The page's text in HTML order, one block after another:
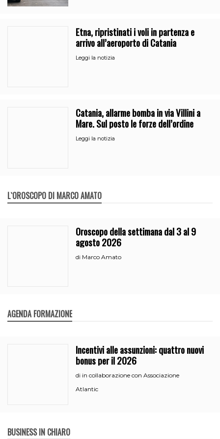
Etna, ripristinati i voli in partenza e
arrivo all’aeroporto di Catania
Leggi la notizia
Catania, allarme bomba in via Villini a
Mare. Sul posto le forze dell’ordine
Leggi la notizia
L`OROSCOPO DI MARCO AMATO
Oroscopo della settimana dal 3 al 9
agosto 2026
di Marco Amato
AGENDA FORMAZIONE
Incentivi alle assunzioni: quattro nuovi
bonus per il 2026
di in collaborazione con Associazione
Atlantic
BUSINESS IN CHIARO